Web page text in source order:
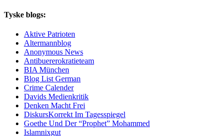
Tyske blogs:
Aktive Patrioten
Altermannblog
Anonymous News
Antibuererokratieteam
BIA München
Blog List German
Crime Calender
Davids Medienkritik
Denken Macht Frei
DiskursKorrekt Im Tagesspiegel
Goethe Und Der “Prophet” Mohammed
Islamnixgut